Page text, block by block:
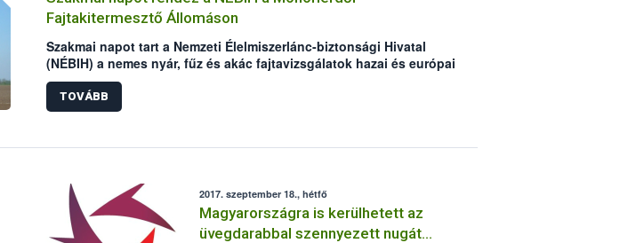
baromfiágazati kockázatok csökkentéséért.
Fajtakitermesztő Állomáson
Szakmai napot tart a Nemzeti Élelmiszerlánc-biztonsági Hivatal
(NÉBIH) a nemes nyár, fűz és akác fajtavizsgálatok hazai és európai
tapasztalatairól.
TOVÁBB
2017. szeptember 18., hétfő
Magyarországra is kerülhetett az
üvegdarabbal szennyezett nugát